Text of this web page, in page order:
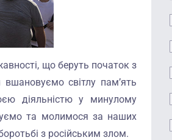
що беруть початок з
світлу пам’ять
діяльністю у минулому
та молимося за наших
з російським злом.